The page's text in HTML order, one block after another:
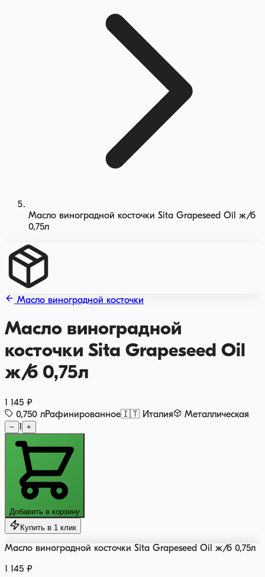
Масло виноградной косточки Sita Grapeseed Oil ж/б
0,75л
Масло виноградной косточки
Масло виноградной
косточки Sita Grapeseed Oil
ж/б 0,75л
1 145 ₽
0,750 лРафинированное🇮🇹 Италия Металлическая
− 1 +
Добавить в корзину
Купить в 1 клик
Масло виноградной косточки Sita Grapeseed Oil ж/б 0,75л
1 145 ₽